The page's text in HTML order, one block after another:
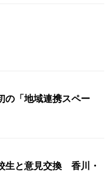
「地域連携スペー
生と意見交換 香川・